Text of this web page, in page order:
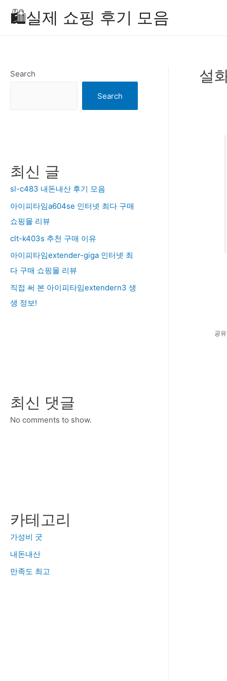
Skip
🛍️실제 쇼핑 후기 모음
Search
Search
최신 글
sl-c483 내돈내산 후기 모음
아이피타임a604se 인터넷 최다 구매
쇼핑몰 리뷰
clt-k403s 추천 구매 이유
아이피타임extender-giga 인터넷 최
다 구매 쇼핑몰 리뷰
직접 써 본 아이피타임extendern3 생
생 정보!
최신 댓글
No comments to show.
카테고리
가성비 굿
내돈내산
만족도 최고
설
공